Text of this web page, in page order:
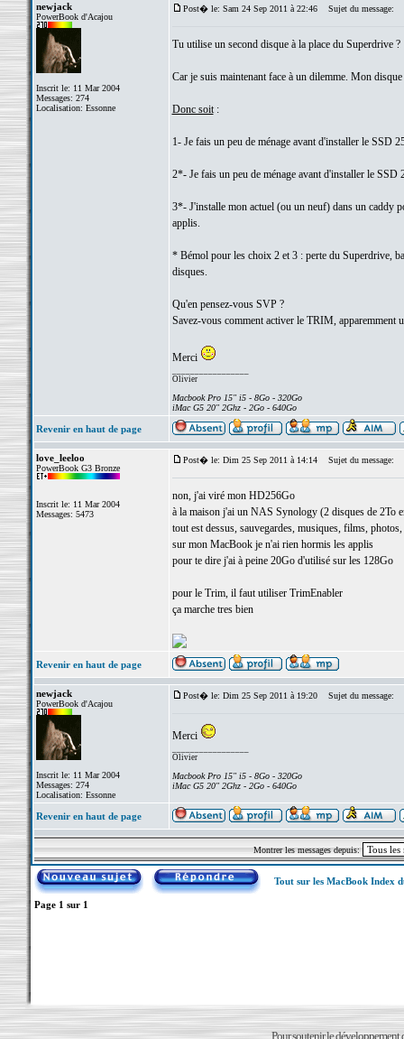
newjack
PowerBook d'Acajou
Inscrit le: 11 Mar 2004
Messages: 274
Localisation: Essonne
Post� le: Sam 24 Sep 2011 à 22:46 Sujet du message:
Tu utilise un second disque à la place du Superdrive ?
Car je suis maintenant face à un dilemme. Mon
Donc soit:
1- Je fais un peu de ménage avant d'installer le SSD
2*- Je fais un peu de ménage avant d'installer le
3*- J'installe mon actuel (ou un neuf) dans un caddy
applis.
* Bémol pour les choix 2 et 3 : perte du Superdrive,
disques.
Qu'en pensez-vous SVP ?
Savez-vous comment activer le TRIM, apparemment
Merci
Olivier
Macbook Pro 15" i5 - 8Go - 320Go
iMac G5 20" 2Ghz - 2Go - 640Go
Revenir en haut de page
love_leeloo
PowerBook G3 Bronze
Inscrit le: 11 Mar 2004
Messages: 5473
Post� le: Dim 25 Sep 2011 à 14:14 Sujet du message:
non, j'ai viré mon HD256Go
à la maison j'ai un NAS Synology (2 disques de 2To
tout est dessus, sauvegardes, musiques, films, photos,
sur mon MacBook je n'ai rien hormis les applis
pour te dire j'ai à peine 20Go d'utilisé sur les 128Go
pour le Trim, il faut utiliser TrimEnabler
ça marche tres bien
Revenir en haut de page
newjack
PowerBook d'Acajou
Inscrit le: 11 Mar 2004
Messages: 274
Localisation: Essonne
Post� le: Dim 25 Sep 2011 à 19:20 Sujet du message:
Merci
Olivier
Macbook Pro 15" i5 - 8Go - 320Go
iMac G5 20" 2Ghz - 2Go - 640Go
Revenir en haut de page
Montrer les messages depuis:
Tout sur les MacBook Index
Page 1 sur 1
Pour soutenir le développement